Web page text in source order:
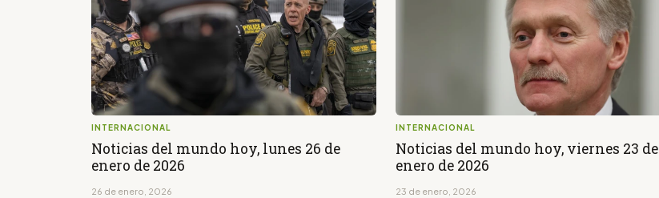
INTERNACIONAL
Noticias del mundo hoy, lunes 26 de
enero de 2026
26 de enero, 2026
INTERNACIONAL
Noticias del mundo hoy, viernes 23 de
enero de 2026
23 de enero, 2026